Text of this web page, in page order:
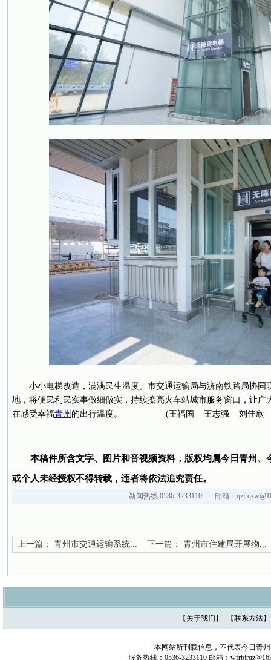
小小电梯改造，满满民生温度。市交通运输局与济南铁路局协同
地，将便民利民实事做细做实，持续擦亮火车站城市服务窗口，让广
在感受幸福青州 的出行温度。 (王福国 王志强 刘佳欣
本稿件所含文字、图片和音视频资料，版权均属今日青州、
或个人未经授权不得转载，违者将依法追究责任。
新闻热线:0536-3233110 邮箱：
上一篇： 青州市交通运输系统... 下一篇： 青州市住建局开展物...
【 关于我们 】- 【联系方法
本网站所刊载信息，不代表今日青
服务热线：0536-3233110 邮箱：